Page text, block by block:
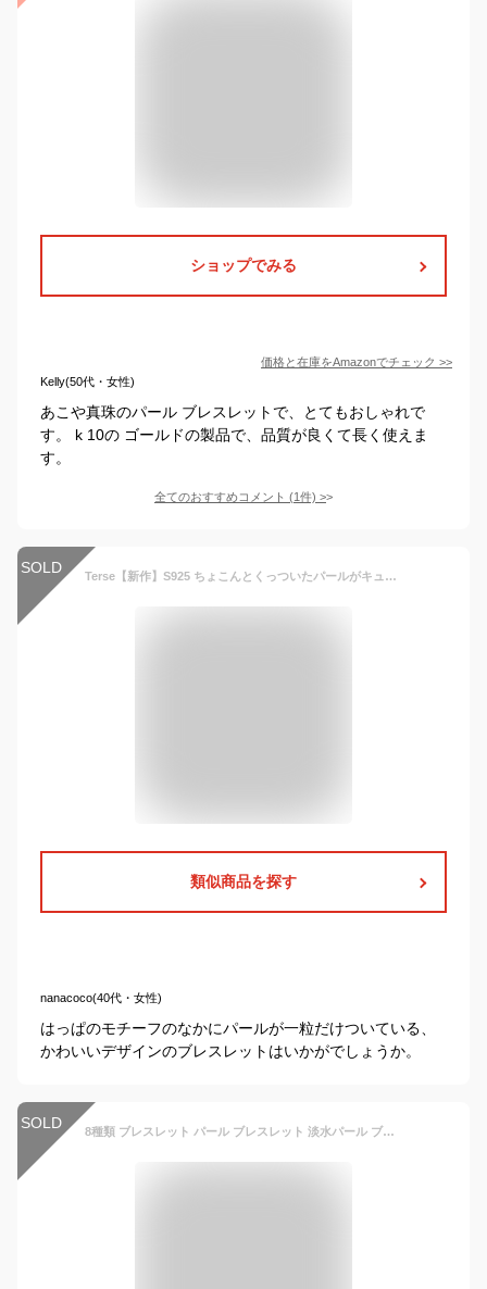
ショップでみる
価格と在庫をAmazonでチェック >>
Kelly(50代・女性)
あこや真珠のパール ブレスレットで、とてもおしゃれで
す。 k 10の ゴールドの製品で、品質が良くて長く使えま
す。
全てのおすすめコメント (1件) >
SOLD Terse【新作】S925 ちょこんとくっついたパールがキュートな銀杏モチーフブレスレット レディース イチョウ いちょう ぎんなん パール付き 落ち葉 紅葉 秋 オータム お出かけ パーティー デート 普段使い プレゼント bl0052a 冠婚葬祭 入園式 入学式 卒業式 卒園式
類似商品を探す
nanacoco(40代・女性)
はっぱのモチーフのなかにパールが一粒だけついている、
かわいいデザインのブレスレットはいかがでしょうか。
SOLD 8種類 ブレスレット パール ブレスレット 淡水パール ブレスレット 真珠 ブレスレット 本真珠 ブレスレット バロック ブレスレット 上品 大人 おしゃれ 可愛い レディース お呼ばれ 入学式 入園式 卒業式 卒園式 結婚式 記念日 誕生日 同窓会 成人式